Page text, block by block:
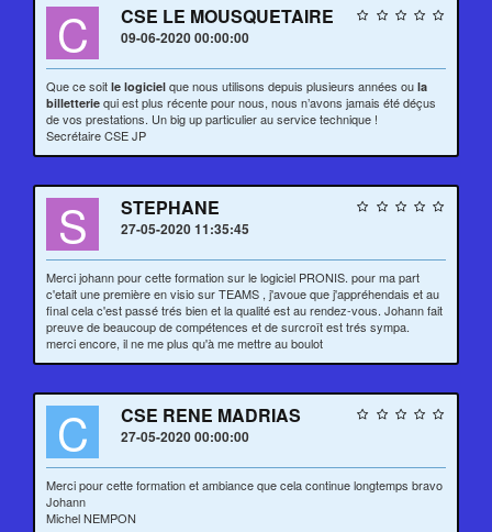
C CSE LE MOUSQUETAIRE
09-06-2020 00:00:00
Que ce soit le logiciel que nous utilisons depuis plusieurs années ou la
billetterie qui est plus récente pour nous, nous n’avons jamais été déçus
de vos prestations. Un big up particulier au service technique !
Secrétaire CSE JP
S STEPHANE
27-05-2020 11:35:45
Merci johann pour cette formation sur le logiciel PRONIS. pour ma part
c'etait une première en visio sur TEAMS , j'avoue que j'appréhendais et au
final cela c'est passé trés bien et la qualité est au rendez-vous. Johann fait
preuve de beaucoup de compétences et de surcroît est trés sympa.
merci encore, il ne me plus qu'à me mettre au boulot
C CSE RENE MADRIAS
27-05-2020 00:00:00
Merci pour cette formation et ambiance que cela continue longtemps bravo
Johann
Michel NEMPON